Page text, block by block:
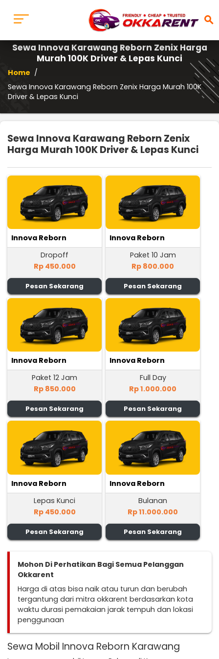
search
Sewa Innova Karawang Reborn Zenix Harga
Murah 100K Driver & Lepas Kunci
Home /
Sewa Innova Karawang Reborn Zenix Harga Murah 100K
Driver & Lepas Kunci
Sewa Innova Karawang Reborn Zenix
Harga Murah 100K Driver & Lepas Kunci
Innova Reborn
Dropoff
Rp 450.000
Pesan Sekarang
Innova Reborn
Paket 10 Jam
Rp 800.000
Pesan Sekarang
Innova Reborn
Paket 12 Jam
Rp 850.000
Pesan Sekarang
Innova Reborn
Full Day
Rp 1.000.000
Pesan Sekarang
Innova Reborn
Lepas Kunci
Rp 450.000
Pesan Sekarang
Innova Reborn
Bulanan
Rp 11.000.000
Pesan Sekarang
Mohon Di Perhatikan Bagi Semua Pelanggan
Okkarent
Harga di atas bisa naik atau turun dan berubah
tergantung dari mitra okkarent berdasarkan kota
waktu durasi pemakaian jarak tempuh dan lokasi
penggunaan
Sewa Mobil Innova Reborn Karawang